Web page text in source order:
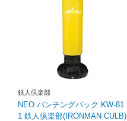
鉄人倶楽部
NEO パンチングバック KW-81
1 鉄人倶楽部(IRONMAN CULB)